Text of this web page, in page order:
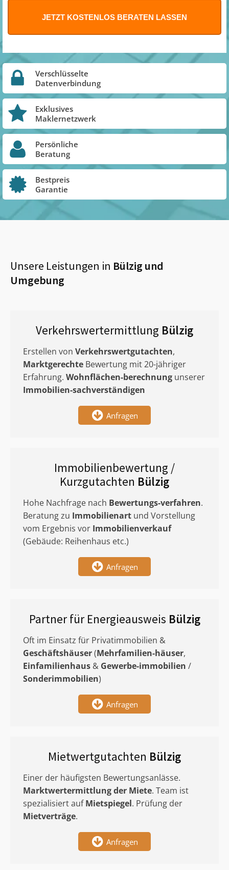
Verschlüsselte
Datenverbindung
Exklusives
Maklernetzwerk
Persönliche
Beratung
Bestpreis
Garantie
Unsere Leistungen in Bülzig und
Umgebung
Verkehrswertermittlung Bülzig
Erstellen von Verkehrswertgutachten,
Marktgerechte Bewertung mit 20-jähriger
Erfahrung. Wohnflächen-berechnung unserer
Immobilien-sachverständigen
Anfragen
Immobilienbewertung /
Kurzgutachten Bülzig
Hohe Nachfrage nach Bewertungs-verfahren.
Beratung zu Immobilienart und Vorstellung
vom Ergebnis vor Immobilienverkauf
(Gebäude: Reihenhaus etc.)
Anfragen
Partner für Energieausweis Bülzig
Oft im Einsatz für Privatimmobilien &
Geschäftshäuser(Mehrfamilien-häuser,
Einfamilienhaus & Gewerbe-immobilien /
Sonderimmobilien)
Anfragen
Mietwertgutachten Bülzig
Einer der häufigsten Bewertungsanlässe.
Marktwertermittlungder Miete. Team ist
spezialisiert aufMietspiegel. Prüfung der
Mietverträge.
Anfragen